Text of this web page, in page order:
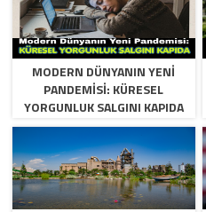
MODERN DÜNYANIN YENI
PANDEMISI: KÜRESEL
YORGUNLUK SALGINI KAPIDA